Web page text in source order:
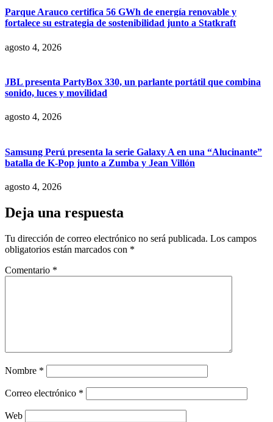
Parque Arauco certifica 56 GWh de energía renovable y
fortalece su estrategia de sostenibilidad junto a Statkraft
agosto 4, 2026
JBL presenta PartyBox 330, un parlante portátil que combina
sonido, luces y movilidad
agosto 4, 2026
Samsung Perú presenta la serie Galaxy A en una “Alucinante”
batalla de K-Pop junto a Zumba y Jean Villón
agosto 4, 2026
Deja una respuesta
Tu dirección de correo electrónico no será publicada. Los campos
obligatorios están marcados con *
Comentario *
Nombre *
Correo electrónico *
Web